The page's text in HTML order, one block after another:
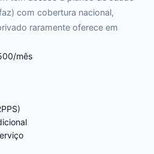
com cobertura nacional,
raramente oferece em
mês